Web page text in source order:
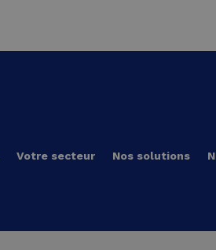
Votre secteur Nos solutions